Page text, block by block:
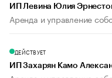
ИП Левина Юлия
Аренда и управление
ДЕЙСТВУЕТ
ИП Захарян Камо